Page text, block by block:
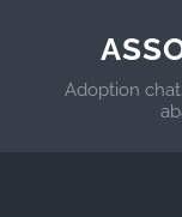
Adoption